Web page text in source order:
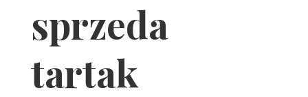
sprzeda
tartak